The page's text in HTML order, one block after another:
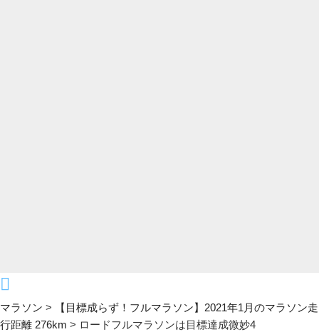
マラソン >
【目標成らず！フルマラソン】2021年1月のマラソン走
行距離 276km > ロードフルマラソンは目標達成微妙4